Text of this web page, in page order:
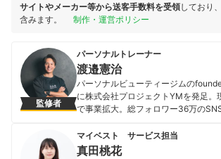
サイトやメーカー等から送客手数料を受領しており
含みます。
制作・運営ポリシー
監修者
パーソナルトレーナー
渡邉憲治
パーソナルビューティージムの
に株式会社プロジェクトYMを発足。
で事業拡大。総フォロワー36万の
のクライアントを担当し数多くのボデ
しクライアントをボディメイク成功に
マイベスト サービス担当
真田桃花